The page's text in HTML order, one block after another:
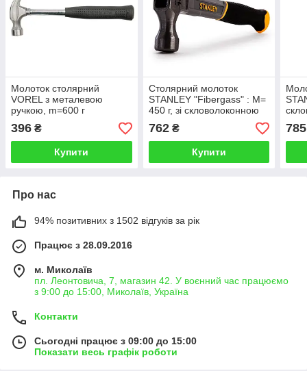
Молоток столярний
VOREL з металевою
ручкою, m=600 г
396 ₴
Купити
Столярний молоток
STANLEY "Fibergass" : M=
450 г, зі скловолоконною
762₴
Купити
785
Про нас
94% позитивних з 1502 відгуків за рік
Працює з 28.09.2016
м. Миколаїв
пл. Леонтовича, 7, магазин 42. У воєнний час працюємо
з 9:00 до 15:00, Миколаїв, Україна
Контакти
Сьогодні працює з 09:00 до 15:00
Показати весь графік роботи